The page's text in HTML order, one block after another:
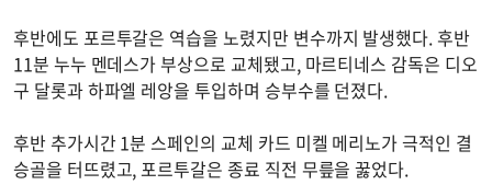
후반에도 포르투갈은 역습을 노렸지만 변수까지 발생했다. 후반
11분 누누 멘데스가 부상으로 교체됐고, 마르티네스 감독은 디오
구 달롯과 하파엘 레앙을 투입하며 승부수를 던졌다.
후반 추가시간 1분 스페인의 교체 카드 미켈 메리노가 극적인 결
승골을 터뜨렸고, 포르투갈은 종료 직전 무릎을 꿇었다.